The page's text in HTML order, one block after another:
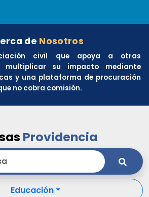
de Nosotros
civil que apoya a otras
multiplicar su impacto mediante
y una plataforma de procuración
no cobra comisión.
Providencia
Educación